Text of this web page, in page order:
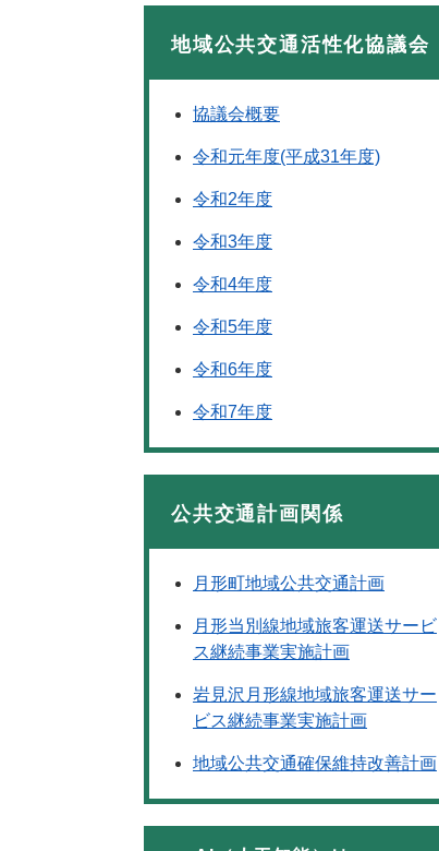
地域公共交通活性化協議会
協議会概要
令和元年度(平成31年度)
令和2年度
令和3年度
令和4年度
令和5年度
令和6年度
令和7年度
公共交通計画関係
月形町地域公共交通計画
月形当別線地域旅客運送サービ
ス継続事業実施計画
岩見沢月形線地域旅客運送サー
ビス継続事業実施計画
地域公共交通確保維持改善計画